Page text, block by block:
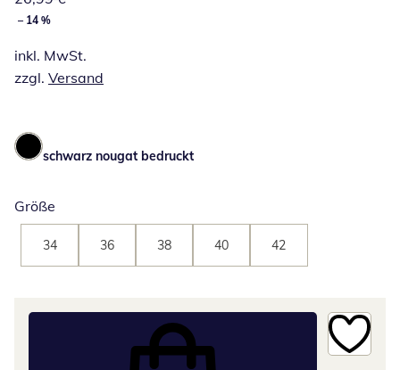
– 14 %
inkl. MwSt.
zzgl. Versand
schwarz nougat bedruckt
Größe
34 36 38 40 42